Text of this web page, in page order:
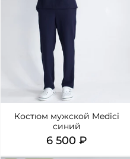
Костюм мужской Medici
синий
6 500 ₽